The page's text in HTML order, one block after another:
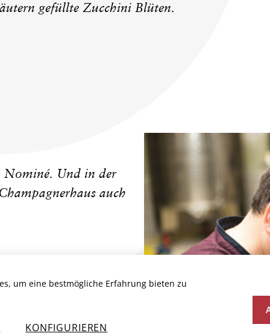
gefüllte Zucchini Blüten.
Nominé. Und in der
auch
um eine bestmögliche Erfahrung bieten zu
KONFIGURIEREN